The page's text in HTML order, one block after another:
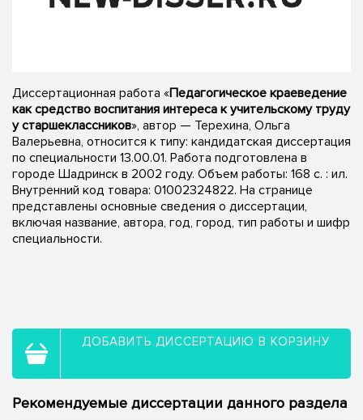
Диссертационная работа «Педагогическое краеведение
как средство воспитания интереса к учительскому труду
у старшеклассников», автор — Терехина, Ольга
Валерьевна, относится к типу: кандидатская диссертация
по специальности 13.00.01. Работа подготовлена в
городе Шадринск в 2002 году. Объем работы: 168 с. : ил.
Внутренний код товара: 01002324822. На странице
представлены основные сведения о диссертации,
включая название, автора, год, город, тип работы и шифр
специальности.
ДОБАВИТЬ ДИССЕРТАЦИЮ В КОРЗИНУ
Рекомендуемые диссертации данного раздела